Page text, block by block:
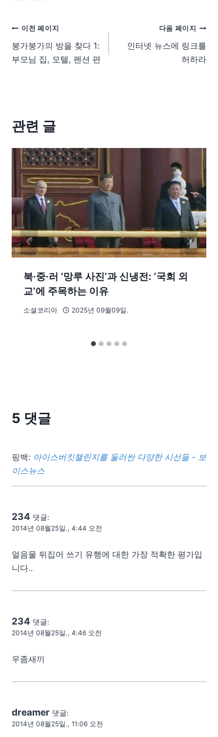
이전 페이지
붕가붕가의 방을 찾다 1:
부모님 집, 모텔, 펜션 편
다음 페이지
인터넷 뉴스에 링크를
허하라
관련 글
북∙중∙러 ‘망루 사진’과 신냉전: ‘국회 외
교’에 주목하는 이유
소셜코리아 2025년 09월09일.
5 댓글
핑백: 아이스버킷챌린지를 둘러싼 다양한 시선들 - 보
이스뉴스
234 댓글:
2014년 08월25일., 4:44 오전
얼음물 뒤집어 쓰기 유행에 대한 가장 적확한 평가입
니다..
234 댓글:
2014년 08월25일., 4:46 오전
우좀새끼
dreamer 댓글:
2014년 08월25일., 11:06 오전